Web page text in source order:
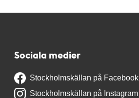
Sociala medier
Stockholmskällan på Facebook
Stockholmskällan på Instagram